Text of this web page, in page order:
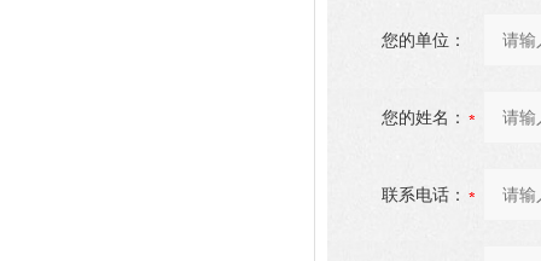
您的单位：
您的姓名：
联系电话：